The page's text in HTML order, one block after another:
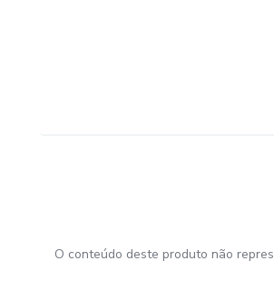
O conteúdo deste produto não